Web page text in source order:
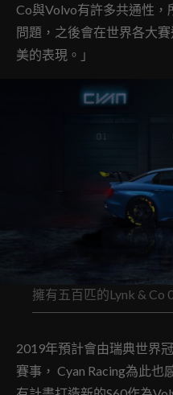
Co與Volvo有許多共通性
問題，之後會在世界各大
美的表現。」
擁有五百匹的Lynk & Co
2019年預計會由瑞典世界
賽事， Cyan Racing為此